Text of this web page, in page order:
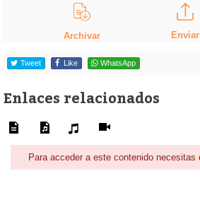
Archivar Enviar
Tweet Like WhatsApp
Enlaces relacionados
Para acceder a este contenido necesitas